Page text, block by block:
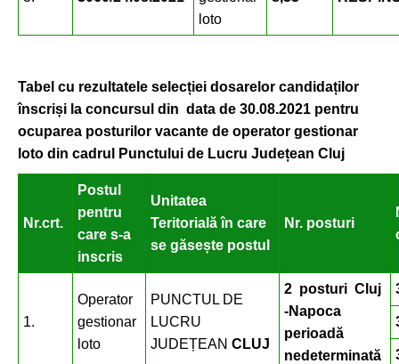
loto
Tabel cu rezultatele selecției dosarelor candidaților
înscriși la concursul din data de 30.08.2021 pentru
ocuparea posturilor vacante de operator gestionar
loto din cadrul Punctului de Lucru Județean Cluj
Nr.crt.
Postul
pentru
care s-a
inscris
Unitatea
Teritorială în care
se găsește postul
Nr. posturi
1.
Operator
gestionar
loto
PUNCTUL DE
LUCRU
JUDEȚEAN CLUJ
2 posturi Cluj
-Napoca
perioadă
nedeterminată